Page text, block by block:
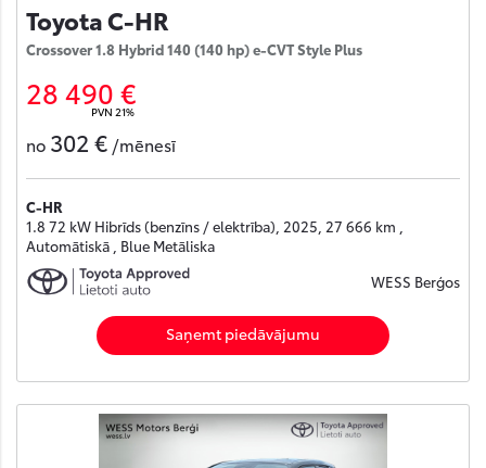
Toyota C-HR
Crossover 1.8 Hybrid 140 (140 hp) e-CVT Style Plus
28 490 €
PVN 21%
no 302 € /mēnesī
C-HR
1.8 72 kW Hibrīds (benzīns / elektrība), 2025, 27 666 km ,
Automātiskā , Blue Metāliska
WESS Berģos
Saņemt piedāvājumu